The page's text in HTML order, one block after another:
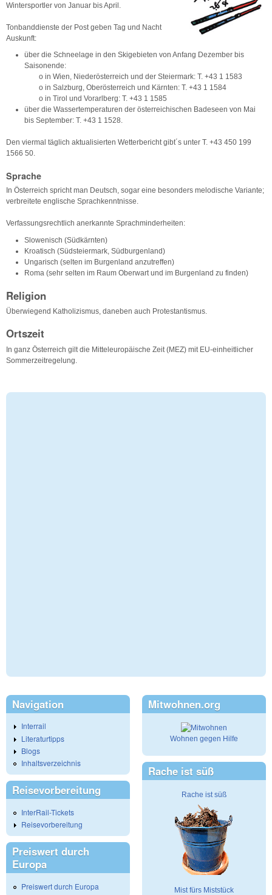
Wintersportler von Januar bis April.
Tonbanddienste der Post geben Tag und Nacht
Auskunft:
über die Schneelage in den Skigebieten von Anfang Dezember bis
Saisonende:
o in Wien, Niederösterreich und der Steiermark: T. +43 1 1583
o in Salzburg, Oberösterreich und Kärnten: T. +43 1 1584
o in Tirol und Vorarlberg: T. +43 1 1585
über die Wassertemperaturen der österreichischen Badeseen von Mai
bis September: T. +43 1 1528.
Den viermal täglich aktualisierten Wetterbericht gibt´s unter T. +43 450 199
1566 50.
Sprache
In Österreich spricht man Deutsch, sogar eine besonders melodische Variante;
verbreitete englische Sprachkenntnisse.
Verfassungsrechtlich anerkannte Sprachminderheiten:
Slowenisch (Südkärnten)
Kroatisch (Südsteiermark, Südburgenland)
Ungarisch (selten im Burgenland anzutreffen)
Roma (sehr selten im Raum Oberwart und im Burgenland zu finden)
Religion
Überwiegend Katholizismus, daneben auch Protestantismus.
Ortszeit
In ganz Österreich gilt die Mitteleuropäische Zeit (MEZ) mit EU-einheitlicher
Sommerzeitregelung.
Navigation
Interrail
Literaturtipps
Blogs
Inhaltsverzeichnis
Reisevorbereitung
InterRail-Tickets
Reisevorbereitung
Preiswert durch
Europa
Preiswert durch Europa
Mitwohnen.org
Wohnen gegen Hilfe
Rache ist süß
Rache ist süß
Mist fürs Miststück